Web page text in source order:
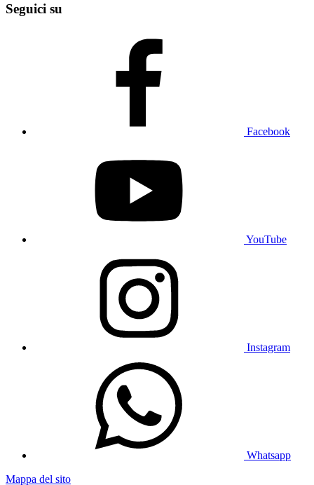
Seguici su
Facebook
YouTube
Instagram
Whatsapp
Mappa del sito